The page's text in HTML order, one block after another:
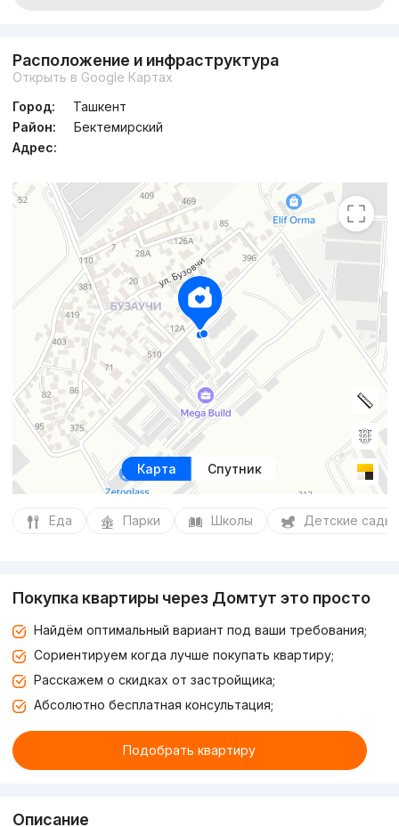
Расположение и инфраструктура
Открыть в Google Картах
Город:
Ташкент
Район:
Бектемирский
Адрес:
Карта Спутник
Еда Парки Школы Детские сады
Покупка квартиры через Домтут это просто
Найдём оптимальный вариант под ваши требования;
Сориентируем когда лучше покупать квартиру;
Расскажем о скидках от застройщика;
Абсолютно бесплатная консультация;
Подобрать квартиру
Описание